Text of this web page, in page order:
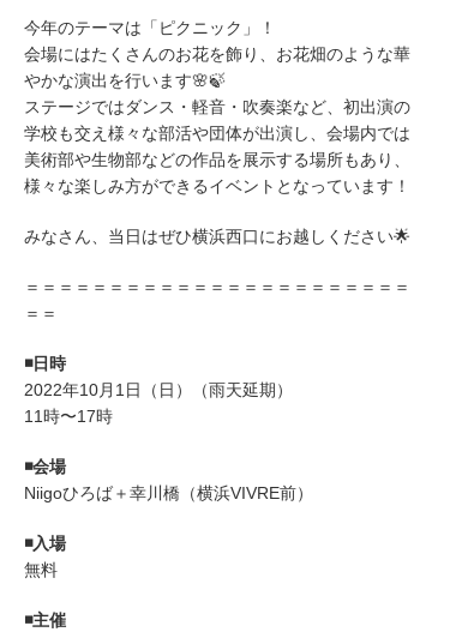
今年のテーマは「ピクニック」！
会場にはたくさんのお花を飾り、お花畑のような華
やかな演出を行います🌸🍃
ステージではダンス・軽音・吹奏楽など、初出演の
学校も交え様々な部活や団体が出演し、会場内では
美術部や生物部などの作品を展示する場所もあり、
様々な楽しみ方ができるイベントとなっています！
みなさん、当日はぜひ横浜西口にお越しください🌟
＝＝＝＝＝＝＝＝＝＝＝＝＝＝＝＝＝＝＝＝＝＝＝
＝＝
◾️日時
2022年10月1日（日）（雨天延期）
11時〜17時
◾️会場
Niigoひろば＋幸川橋（横浜VIVRE前）
◾️入場
無料
◾️主催